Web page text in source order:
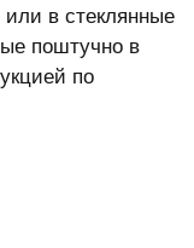
в стеклянные
поштучно в
по